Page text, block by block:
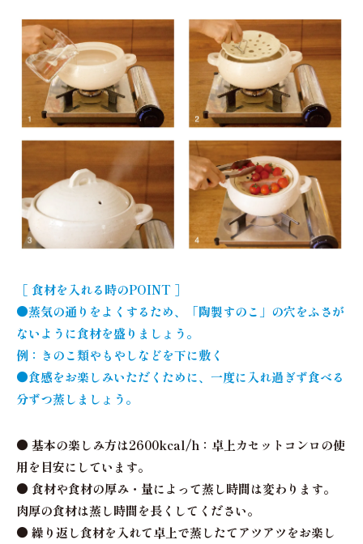
［ 食材を入れる時のPOINT ］
●蒸気の通りをよくするため、「陶製すのこ」の穴をふさが
ないように食材を盛りましょう。
例：きのこ類やもやしなどを下に敷く
●食感をお楽しみいただくために、一度に入れ過ぎず食べる
分ずつ蒸しましょう。
● 基本の楽しみ方は2600kcal/h：卓上カセットコンロの使
用を目安にしています。
● 食材や食材の厚み・量によって蒸し時間は変わります。
肉厚の食材は蒸し時間を長くしてください。
● 繰り返し食材を入れて卓上で蒸したてアツアツをお楽し